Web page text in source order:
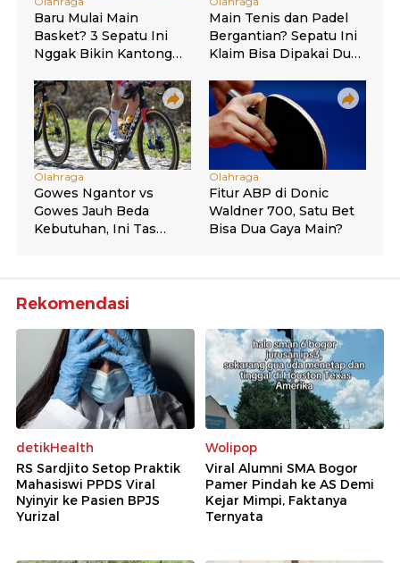
Rekomendasi
detikHealth
RS Sardjito Setop Praktik
Mahasiswi PPDS Viral
Nyinyir ke Pasien BPJS
Yurizal
Wolipop
Viral Alumni SMA Bogor
Pamer Pindah ke AS Demi
Kejar Mimpi, Faktanya
Ternyata